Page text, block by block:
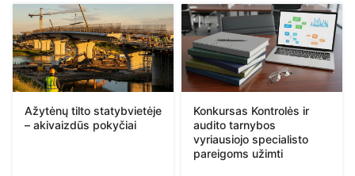
Ažytėnų tilto statybvietėje
– akivaizdūs pokyčiai
Konkursas Kontrolės ir
audito tarnybos
vyriausiojo specialisto
pareigoms užimti